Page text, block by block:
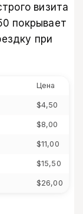
визита
покрывает
при
Цена
$4,50
$8,00
$11,00
$15,50
$26,00